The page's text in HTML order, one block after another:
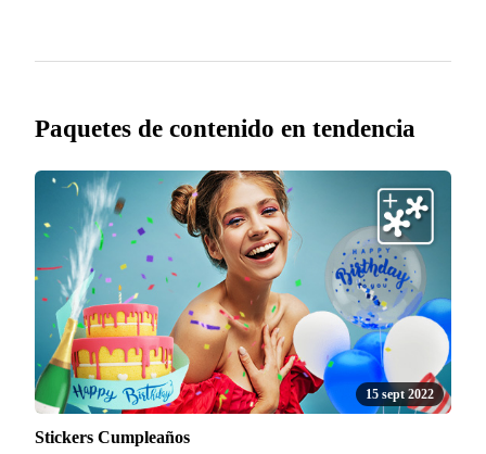
Paquetes de contenido en tendencia
15 sept 2022
Stickers Cumpleaños